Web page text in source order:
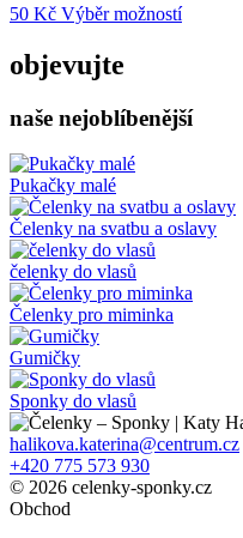
50 Kč Výběr možnostíTento
Možnosti
stránce
produktu
objevujte
naše nejoblíbenější
Pukačky malé
Čelenky na svatbu a oslavy
čelenky do vlasů
Čelenky pro miminka
Gumičky
Sponky do vlasů
halikova.katerina@centrum.cz
+420 775 573 930
© 2026 celenky-sponky.cz
Obchod